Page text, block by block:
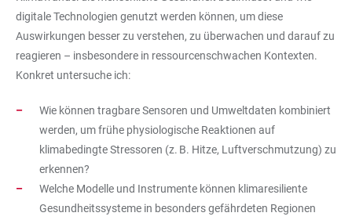
digitale Technologien genutzt werden können, um diese
Auswirkungen besser zu verstehen, zu überwachen und darauf zu
reagieren – insbesondere in ressourcenschwachen Kontexten.
Konkret untersuche ich:
Wie können tragbare Sensoren und Umweltdaten kombiniert
werden, um frühe physiologische Reaktionen auf
klimabedingte Stressoren (z. B. Hitze, Luftverschmutzung) zu
erkennen?
Welche Modelle und Instrumente können klimaresiliente
Gesundheitssysteme in besonders gefährdeten Regionen